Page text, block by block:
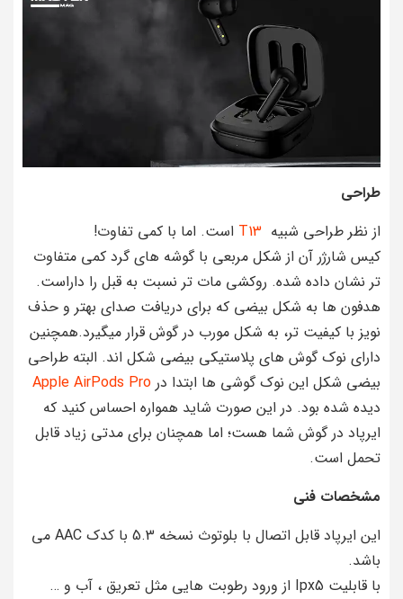
طراحی
از نظر طراحی شبیه T13 است. اما با کمی تفاوت!
کیس شارژر آن از شکل مربعی با گوشه های گرد کمی متفاوت
تر نشان داده شده. روکشی مات تر نسبت به قبل را داراست.
هدفون ها به شکل بیضی که برای دریافت صدای بهتر و حذف
نویز با کیفیت تر، به شکل مورب در گوش قرار میگیرد.همچنین
دارای نوک گوش های پلاستیکی بیضی شکل اند. البته طراحی
بیضی شکل این نوک گوشی ها ابتدا در Apple AirPods Pro
دیده شده بود. در این صورت شاید همواره احساس کنید که
ایرپاد در گوش شما هست؛ اما همچنان برای مدتی زیاد قابل
تحمل است.
مشخصات فنی
این ایرپاد قابل اتصال با بلوتوث نسخه 5.3 با کدک AAC می
باشد.
با قابلیت Ipx5 از ورود رطوبت هایی مثل تعریق ، آب و …